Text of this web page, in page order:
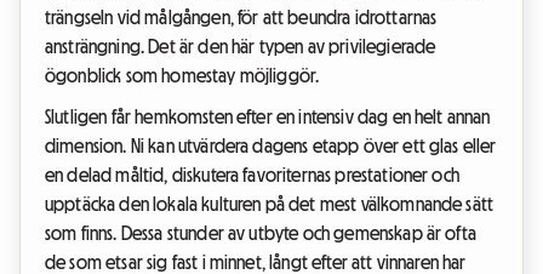
trängseln vid målgången, för att beundra idrottarnas
ansträngning. Det är den här typen av privilegierade
ögonblick som homestay möjliggör.
Slutligen får hemkomsten efter en intensiv dag en helt annan
dimension. Ni kan utvärdera dagens etapp över ett glas eller
en delad måltid, diskutera favoriternas prestationer och
upptäcka den lokala kulturen på det mest välkomnande sätt
som finns. Dessa stunder av utbyte och gemenskap är ofta
de som etsar sig fast i minnet, långt efter att vinnaren har